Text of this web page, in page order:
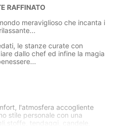
RAFFINATO
meraviglioso che incanta i
le stanze curate con
dallo chef ed infine la magia
l'atmosfera accogliente
stile personale con una
tendaggi, candele,